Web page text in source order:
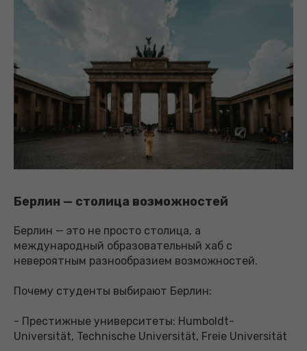
Берлин — столица возможностей
Берлин — это не просто столица, а
международный образовательный хаб с
невероятным разнообразием возможностей.
Почему студенты выбирают Берлин:
- Престижные университеты: Humboldt-
Universität, Technische Universität, Freie Universität